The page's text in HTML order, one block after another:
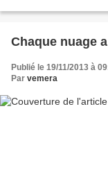
Chaque nuage
Publié le 19/11/2013 à
Par vemera